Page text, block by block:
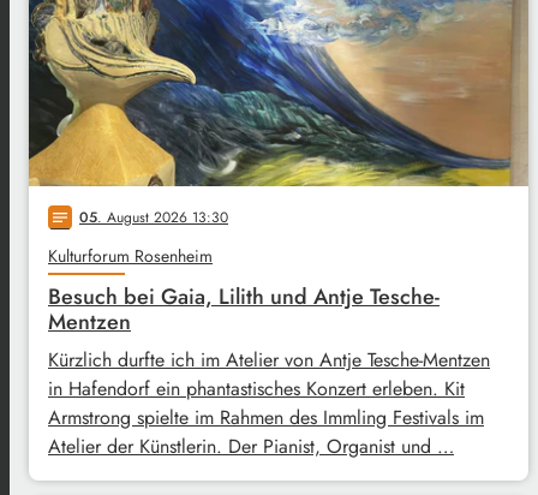
notes 05. August 2026 13:30
Kulturforum Rosenheim
Besuch bei Gaia, Lilith und Antje Tesche-
Mentzen
Kürzlich durfte ich im Atelier von Antje Tesche-Mentzen
in Hafendorf ein phantastisches Konzert erleben. Kit
Armstrong spielte im Rahmen des Immling Festivals im
Atelier der Künstlerin. Der Pianist, Organist und …